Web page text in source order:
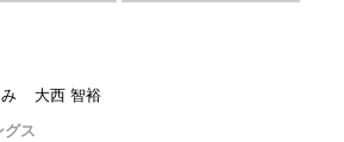
大西 智裕
ス